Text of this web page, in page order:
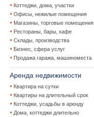
Коттеджи, дома, участки
Офисы, нежилые помещения
Магазины, торговые помещения
Рестораны, бары, кафе
Склады, производства
Бизнес, сфера услуг
Продажа гаража, машиноместа
Аренда недвижимости
Квартира на сутки
Квартиры на длительный срок
Коттеджи, усадьбы в аренду
Дома, коттеджи длительно